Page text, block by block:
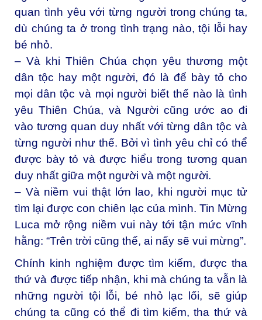
quan tình yêu với từng người trong chúng ta,
dù chúng ta ở trong tình trạng nào, tội lỗi hay
bé nhỏ.
– Và khi Thiên Chúa chọn yêu thương một
dân tộc hay một người, đó là để bày tỏ cho
mọi dân tộc và mọi người biết thế nào là tình
yêu Thiên Chúa, và Người cũng ước ao đi
vào tương quan duy nhất với từng dân tộc và
từng người như thế. Bởi vì tình yêu chỉ có thể
được bày tỏ và được hiểu trong tương quan
duy nhất giữa một người và một người.
– Và niềm vui thật lớn lao, khi người mục tử
tìm lại được con chiên lạc của mình. Tin Mừng
Luca mở rộng niềm vui này tới tận mức vĩnh
hằng: “Trên trời cũng thế, ai nấy sẽ vui mừng”.
Chính kinh nghiệm được tìm kiếm, được tha
thứ và được tiếp nhận, khi mà chúng ta vẫn là
những người tội lỗi, bé nhỏ lạc lối, sẽ giúp
chúng ta cũng có thể đi tìm kiếm, tha thứ và